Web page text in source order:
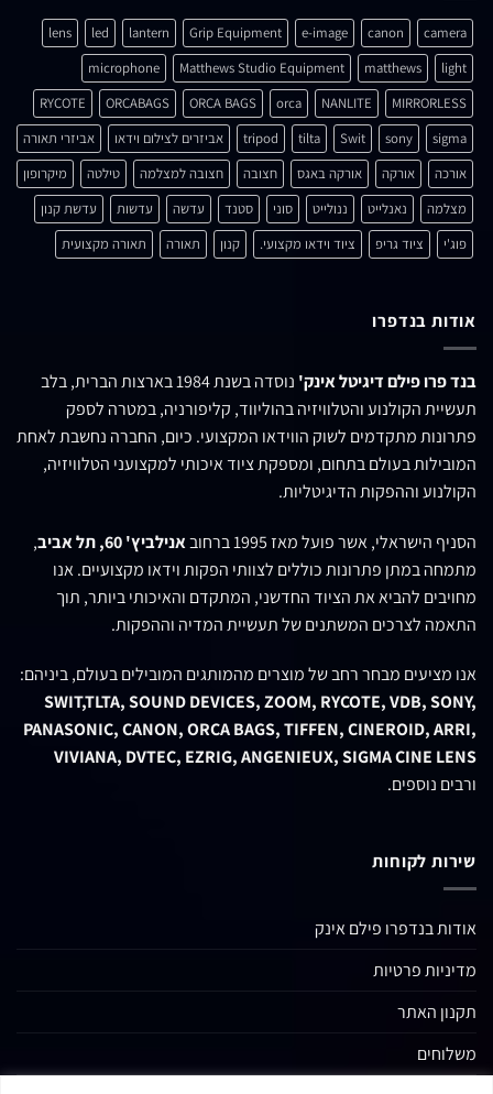
camera
canon
e-image
Grip Equipment
lantern
led
lens
light
matthews
Matthews Studio Equipment
microphone
MIRRORLESS
NANLITE
orca
ORCA BAGS
ORCABAGS
RYCOTE
sigma
sony
Swit
tilta
tripod אביזרים לצילום וידאו
אביזרי תאורה
אורכה
אורקה אורקה באגס חצובה חצובה למצלמה טילטה
מיקרופון
מצלמה
נאנלייט ננולייט סוני סטנד עדשה עדשות
עדשת קנון
פוג'י
ציוד גריפ ציוד וידאו מקצועי. קנון תאורה תאורה מקצועית
אודות בנדפרו
בנד פרו פילם דיגיטל אינק'
נוסדה בשנת 1984 בארצות הברית, בלב
תעשיית הקולנוע והטלוויזיה בהוליווד, קליפורניה, במטרה לספק
פתרונות מתקדמים לשוק הווידאו המקצועי. כיום, החברה נחשבת לאחת
המובילות בעולם בתחום, ומספקת ציוד איכותי למקצועני הטלוויזיה,
הקולנוע וההפקות הדיגיטליות.
הסניף הישראלי, אשר פועל מאז 1995 ברחוב אנילביץ' 60, תל אביב
,
מתמחה במתן פתרונות כוללים לצוותי הפקות וידאו מקצועיים. אנו
מחויבים להביא את הציוד החדשני, המתקדם והאיכותי ביותר, תוך
התאמה לצרכים המשתנים של תעשיית המדיה וההפקות.
אנו מציעים מבחר רחב של מוצרים מהמותגים המובילים בעולם, ביניהם:
SWIT,TLTA, SOUND DEVICES, ZOOM, RYCOTE, VDB, SONY,
PANASONIC, CANON, ORCA BAGS, TIFFEN, CINEROID, ARRI,
VIVIANA, DVTEC, EZRIG, ANGENIEUX, SIGMA CINE LENS
ורבים נוספים.
שירות לקוחות
אודות בנדפרו פילם אינק
מדיניות פרטיות
תקנון האתר
משלוחים